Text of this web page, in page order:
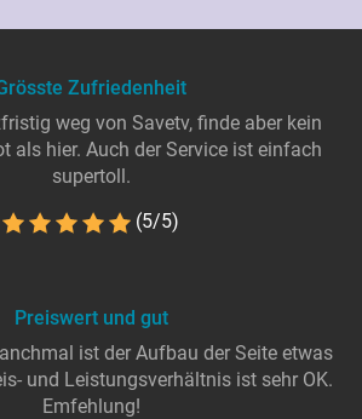
Zufriedenheit
weg von Savetv, finde aber kein
als hier. Auch der Service ist einfach
supertoll.
(5/5)
Preiswert und gut
ist der Aufbau der Seite etwas
und Leistungsverhältnis ist sehr OK.
Emfehlung!